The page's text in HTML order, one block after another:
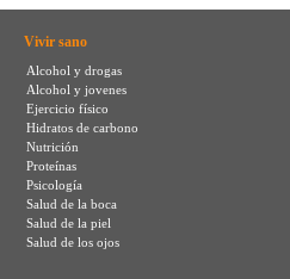
Vivir sano
Alcohol y drogas
Alcohol y jovenes
Ejercicio físico
Hidratos de carbono
Nutrición
Proteínas
Psicología
Salud de la boca
Salud de la piel
Salud de los ojos